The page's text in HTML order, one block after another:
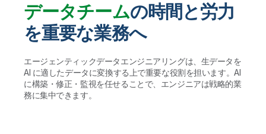
データの正確性を追跡・維持・確保
AI エージェントがユーザー定義ルールに従ってデー
タ品質の問題を特定・プロファイリングして解決策を
提案します。実行する前に人間が検証することで、ガ
データウェアハウスやレイクハウス、AI に適し
たデータレイクの管理を自動化
データチームの時間と労力
を重要な業務へ
エージェンティックデータエンジニアリングは、生データを
AI に適したデータに変換する上で重要な役割を担います。AI
に構築・修正・監視を任せることで、エンジニアは戦略的業
務に集中できます。